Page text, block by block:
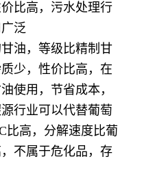
比高，污水处理行
泛
油，等级比精制甘
少，性价比高，在
使用，节省成本，
行业可以代替葡萄
比高，分解速度比葡
不属于危化品，存